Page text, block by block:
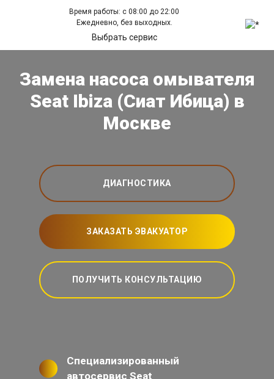
Время работы: с 08:00 до 22:00
Ежедневно, без выходных.
Выбрать сервис
Замена насоса омывателя
Seat Ibiza (Сиат Ибица) в
Москве
ДИАГНОСТИКА
ЗАКАЗАТЬ ЭВАКУАТОР
ПОЛУЧИТЬ КОНСУЛЬТАЦИЮ
Специализированный
автосервис Seat